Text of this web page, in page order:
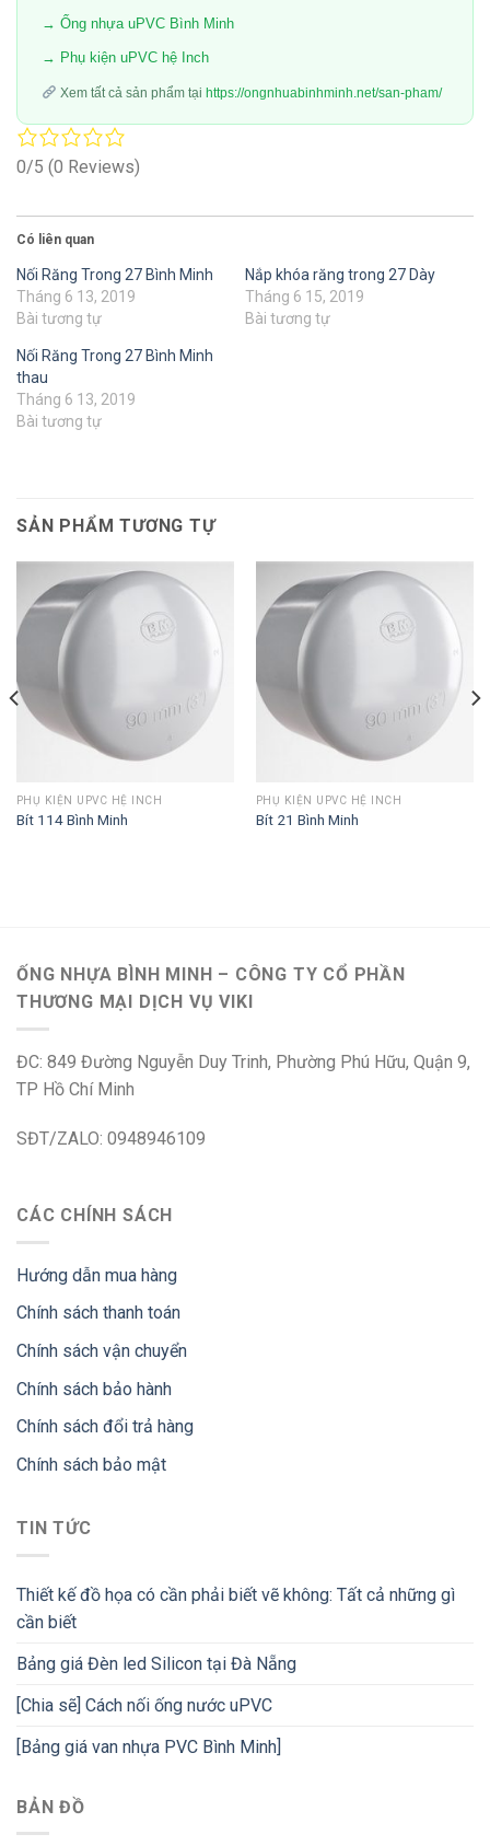
→ Ống nhựa uPVC Bình Minh
→ Phụ kiện uPVC hệ Inch
Xem tất cả sản phẩm tại https://ongnhuabinhminh.net/san-pham/
0/5 (0 Reviews)
Có liên quan
Nối Răng Trong 27 Bình Minh
Tháng 6 13, 2019
Bài tương tự
Nắp khóa răng trong 27 Dày
Tháng 6 15, 2019
Bài tương tự
Nối Răng Trong 27 Bình Minh
thau
Tháng 6 13, 2019
Bài tương tự
SẢN PHẨM TƯƠNG TỰ
PHỤ KIỆN UPVC HỆ INCH
Bít 114 Bình Minh
PHỤ KIỆN UPVC HỆ INCH
Bít 21 Bình Minh
ỐNG NHỰA BÌNH MINH – CÔNG TY CỔ PHẦN
THƯƠNG MẠI DỊCH VỤ VIKI
ĐC: 849 Đường Nguyễn Duy Trinh, Phường Phú Hữu, Quận 9,
TP Hồ Chí Minh
SĐT/ZALO: 0948946109
CÁC CHÍNH SÁCH
Hướng dẫn mua hàng
Chính sách thanh toán
Chính sách vận chuyển
Chính sách bảo hành
Chính sách đổi trả hàng
Chính sách bảo mật
TIN TỨC
Thiết kế đồ họa có cần phải biết vẽ không: Tất cả những gì
cần biết
Bảng giá Đèn led Silicon tại Đà Nẵng
[Chia sẽ] Cách nối ống nước uPVC
[Bảng giá van nhựa PVC Bình Minh]
BẢN ĐỒ